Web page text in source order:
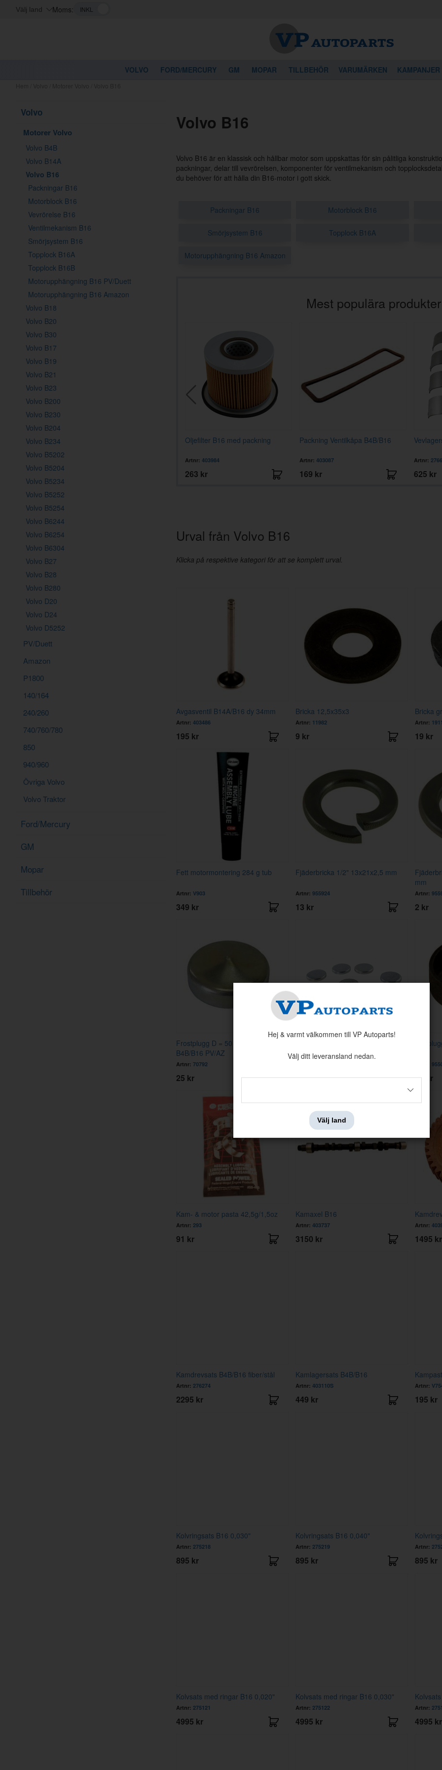
Välj land Moms:
VOLVO FORD/MERCURY GM MOPAR TILLBEHÖR VARUMÄRKEN KAMPANJER
Volvo
Motorer Volvo
Volvo B4B
Volvo B14A
Volvo B16
Packningar B16
Motorblock B16
Vevrörelse B16
Ventilmekanism B16
Smörjsystem B16
Topplock B16A
Topplock B16B
Motorupphängning B16 PV/Duett
Motorupphängning B16 Amazon
Volvo B18
Volvo B20
Volvo B30
Volvo B17
Volvo B19
Volvo B21
Volvo B23
Volvo B200
Volvo B230
Volvo B204
Volvo B234
Volvo B5202
Volvo B5204
Volvo B5234
Volvo B5252
Volvo B5254
Volvo B6244
Volvo B6254
Volvo B6304
Volvo B27
Volvo B28
Volvo B280
Volvo D20
Volvo D24
Volvo D5252
PV/Duett
Amazon
P1800
140/164
240/260
740/760/780
850
940/960
Övriga Volvo
Volvo Traktor
Ford/Mercury
GM
Mopar
Tillbehör
Volvo B16
Volvo B16 är en klassisk och hållbar motor som uppskattas för sin pålitliga
packningar, delar till vevrörelsen, komponenter för ventilmekanism och
du behöver för att hålla din B16-motor i gott skick.
Packningar B16 Motorblock B16
Smörjsystem B16 Topplock B16A
Motorupphängning B16 Amazon
Mest populära
B16 koppar Oljefilter B16 med packning
Artnr: 403984
263 kr
Packning Ventilkåpa B4B/B16
Artnr: 403087
169 kr
Artnr:
625 kr
Urval från Volvo B16
Klicka på respektive kategori för att se komplett urval.
Avgasventil B14A/B16 dy 34mm
Artnr: 403486
195 kr
Bricka 12,5x35x3
Artnr: 11982
9 kr
Bricka
Artnr:
19 kr
Fett motormontering 284 g tub
Artnr: V903
349 kr
Fjäderbricka 1/2" 13x21x2,5 mm
Artnr: 955924
13 kr
mm
Artnr:
2 kr
Frostplugg D = 50 mm block
B4B/B16 PV/AZ
Artnr: 70792
25 kr 35 kr
Kam- & motor pasta 42,5g/1,5oz
Artnr: 293
91 kr
Kamaxel B16
Artnr: 403737
3150 kr
Artnr:
1495 kr
Kamdrevsats B4B/B16 fiber/stål
Artnr: 276274
2295 kr
Kamlagersats B4B/B16
Artnr: 403110S
449 kr
Artnr:
195 kr
Kolvringsats B16 0,030"
Artnr: 275218
895 kr
Kolvringsats B16 0,040"
Artnr: 275219
895 kr
Artnr:
895 kr
Kolvsats med ringar B16 0,020"
Artnr: 275121
4995 kr
Kolvsats med ringar B16 0,030"
Artnr: 275122
4995 kr
Artnr:
4995 kr
Hej & varmt välkommen till VP Autoparts!
Välj ditt leveransland nedan.
Välj land